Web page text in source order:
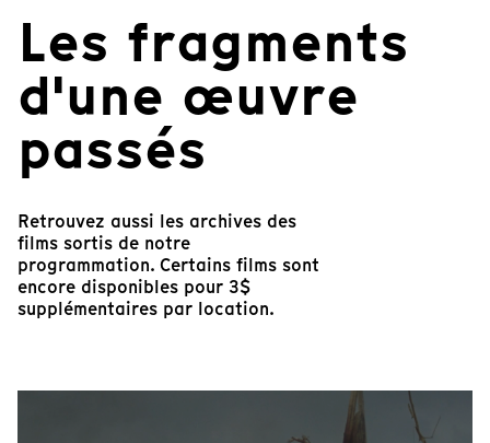
Les fragments
d'une œuvre
passés
Retrouvez aussi les archives des
films sortis de notre
programmation. Certains films sont
encore disponibles pour 3$
supplémentaires par location.